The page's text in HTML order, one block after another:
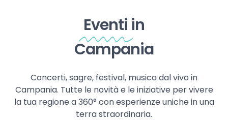
Eventi in
Campania
Concerti, sagre, festival, musica dal vivo in
Campania. Tutte le novità e le iniziative per vivere
la tua regione a 360° con esperienze uniche in una
terra straordinaria.